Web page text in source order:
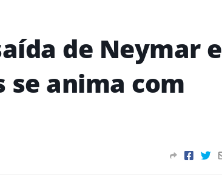
de Neymar e
se anima com